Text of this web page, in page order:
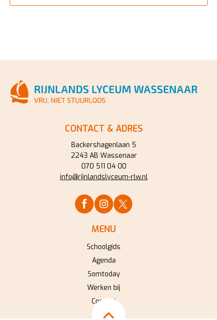
CONTACT & ADRES
Backershagenlaan 5
2243 AB Wassenaar
070 511 04 00
info@rijnlandslyceum-rlw.nl
MENU
Schoolgids
Agenda
Somtoday
Werken bij
Contact